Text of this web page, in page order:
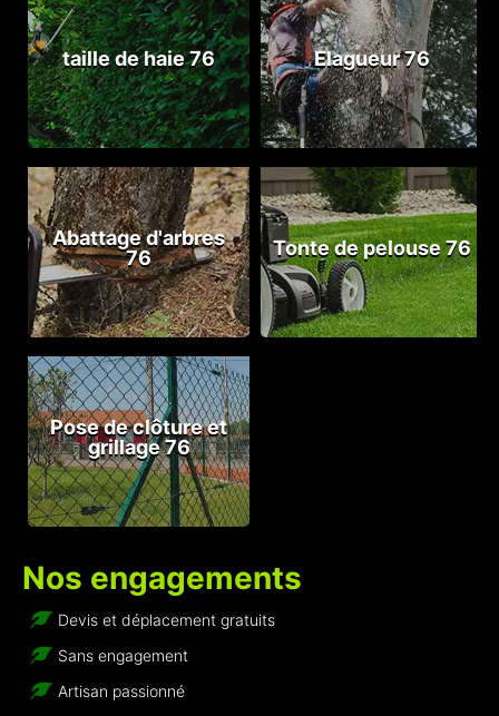
taille de haie 76 Elagueur 76
Abattage d'arbres
76
Tonte de pelouse 76
Pose de clôture et
grillage 76
Nos engagements
Devis et déplacement gratuits
Sans engagement
Artisan passionné